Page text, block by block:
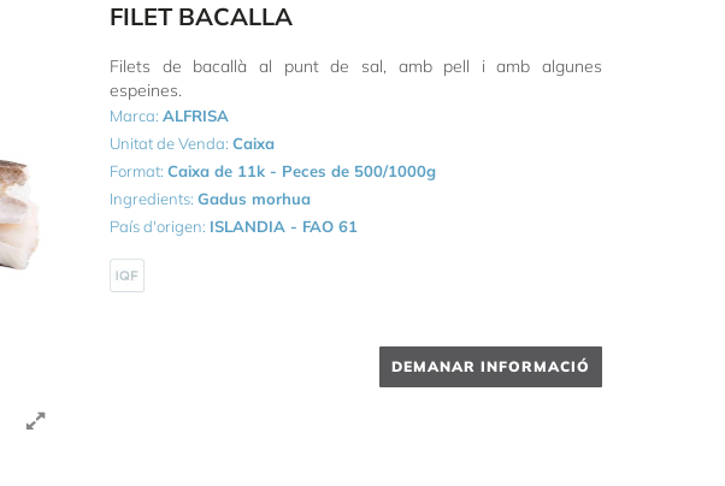
FILET BACALLA
Filets de bacallà al punt de sal, amb pell i amb algunes
espeines.
Marca:ALFRISA
Unitat de Venda:Caixa
Format:Caixa de 11k - Peces de 500/1000g
Ingredients:Gadus morhua
País d'origen: ISLANDIA - FAO 61
DEMANAR INFORMACIÓ